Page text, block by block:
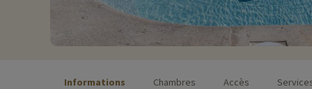
Informations Chambres Accès